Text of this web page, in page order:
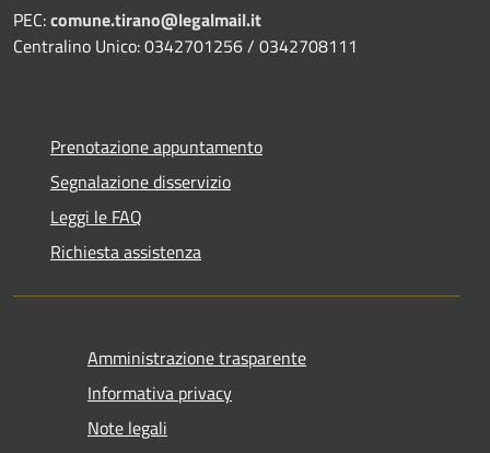
PEC:comune.tirano@legalmail.it
Centralino Unico: 0342701256 / 0342708111
Prenotazione appuntamento
Segnalazione disservizio
Leggi le FAQ
Richiesta assistenza
Amministrazione trasparente
Informativa privacy
Note legali